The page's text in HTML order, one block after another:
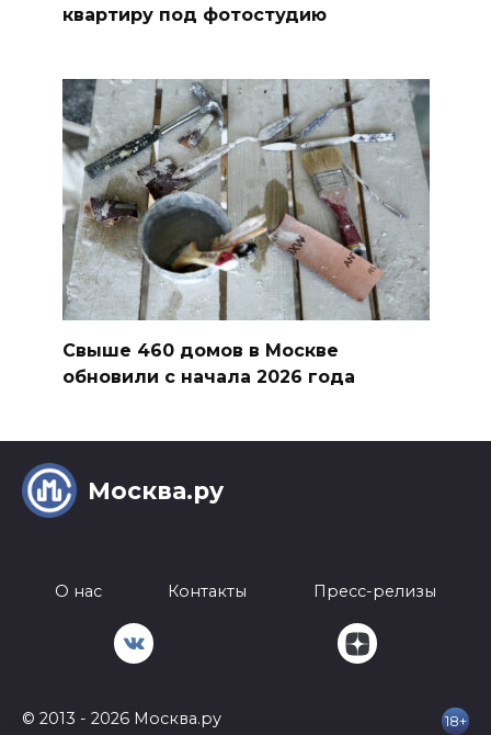
квартиру под фотостудию
Свыше 460 домов в Москве
обновили с начала 2026 года
Москва.ру
О нас Контакты Пресс-релизы
© 2013 - 2026 Москва.ру 18+